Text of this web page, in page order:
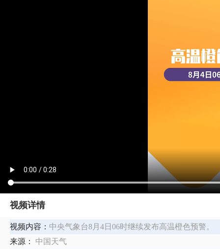
视频详情
视频内容： 中央气象台8月4日06时继续发布高温橙色预警。
来源：
中国天气